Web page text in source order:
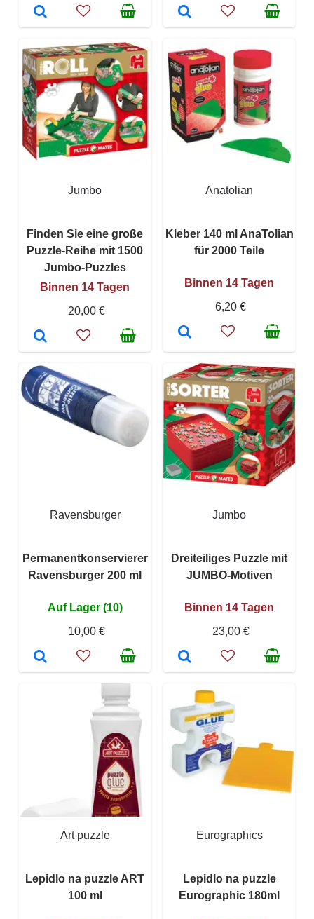
Jumbo
Finden Sie eine große
Puzzle-Reihe mit 1500
Jumbo-Puzzles
Binnen 14 Tagen
20,00 €
Anatolian
Kleber 140 ml AnaTolian
für 2000 Teile
Binnen 14 Tagen
6,20 €
Ravensburger
Permanentkonservierer
Ravensburger 200 ml
Auf Lager (10)
10,00 €
Jumbo
Dreiteiliges Puzzle mit
JUMBO-Motiven
Binnen 14 Tagen
23,00 €
Art puzzle
Lepidlo na puzzle ART
100 ml
Eurographics
Lepidlo na puzzle
Eurographic 180ml